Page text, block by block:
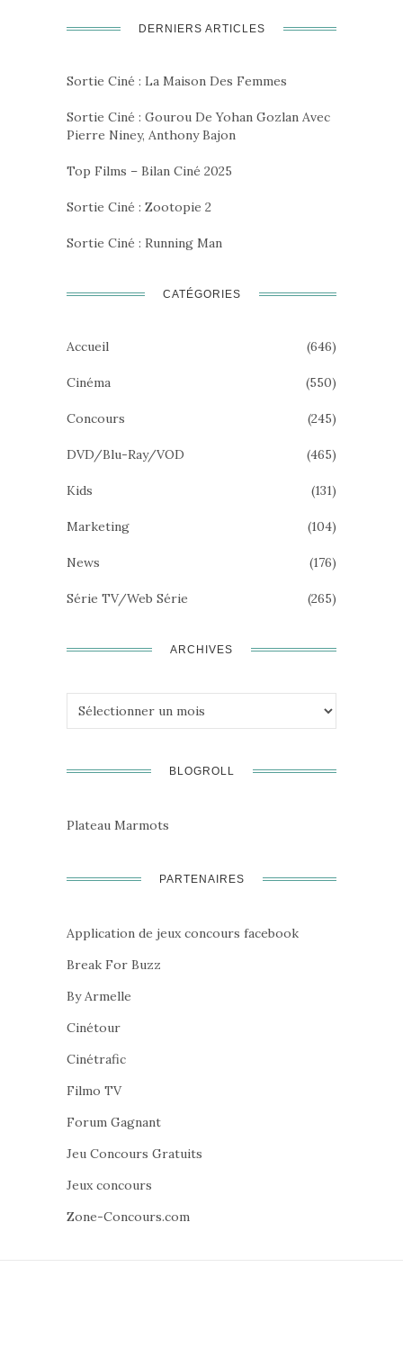
DERNIERS ARTICLES
Sortie Ciné : La Maison Des Femmes
Sortie Ciné : Gourou De Yohan Gozlan Avec
Pierre Niney, Anthony Bajon
Top Films – Bilan Ciné 2025
Sortie Ciné : Zootopie 2
Sortie Ciné : Running Man
CATÉGORIES
Accueil (646)
Cinéma (550)
Concours (245)
DVD/Blu-Ray/VOD (465)
Kids (131)
Marketing (104)
News (176)
Série TV/Web Série (265)
ARCHIVES
Archives
BLOGROLL
Plateau Marmots
PARTENAIRES
Application de jeux concours facebook
Break For Buzz
By Armelle
Cinétour
Cinétrafic
Filmo TV
Forum Gagnant
Jeu Concours Gratuits
Jeux concours
Zone-Concours.com